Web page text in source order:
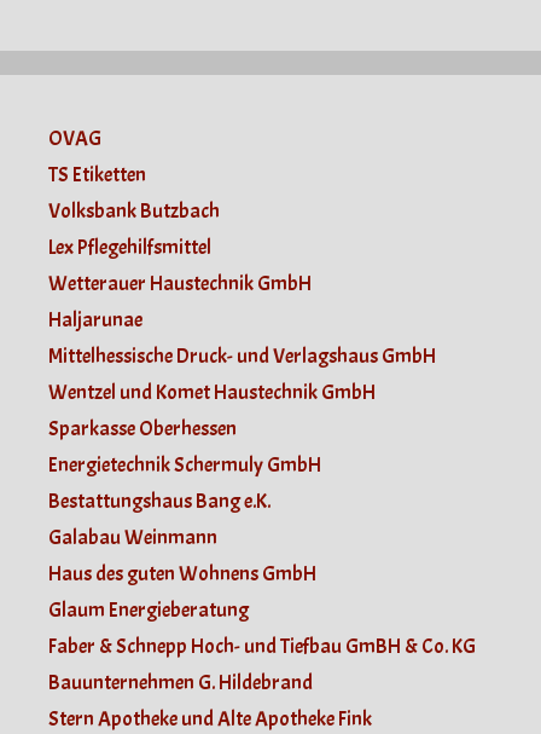
OVAG
TS Etiketten
Volksbank Butzbach
Lex Pflegehilfsmittel
Wetterauer Haustechnik GmbH
Haljarunae
Mittelhessische Druck- und Verlagshaus GmbH
Wentzel und Komet Haustechnik GmbH
Sparkasse Oberhessen
Energietechnik Schermuly GmbH
Bestattungshaus Bang e.K.
Galabau Weinmann
Haus des guten Wohnens GmbH
Glaum Energieberatung
Faber & Schnepp Hoch- und Tiefbau GmBH & Co. KG
Bauunternehmen G. Hildebrand
Stern Apotheke und Alte Apotheke Fink